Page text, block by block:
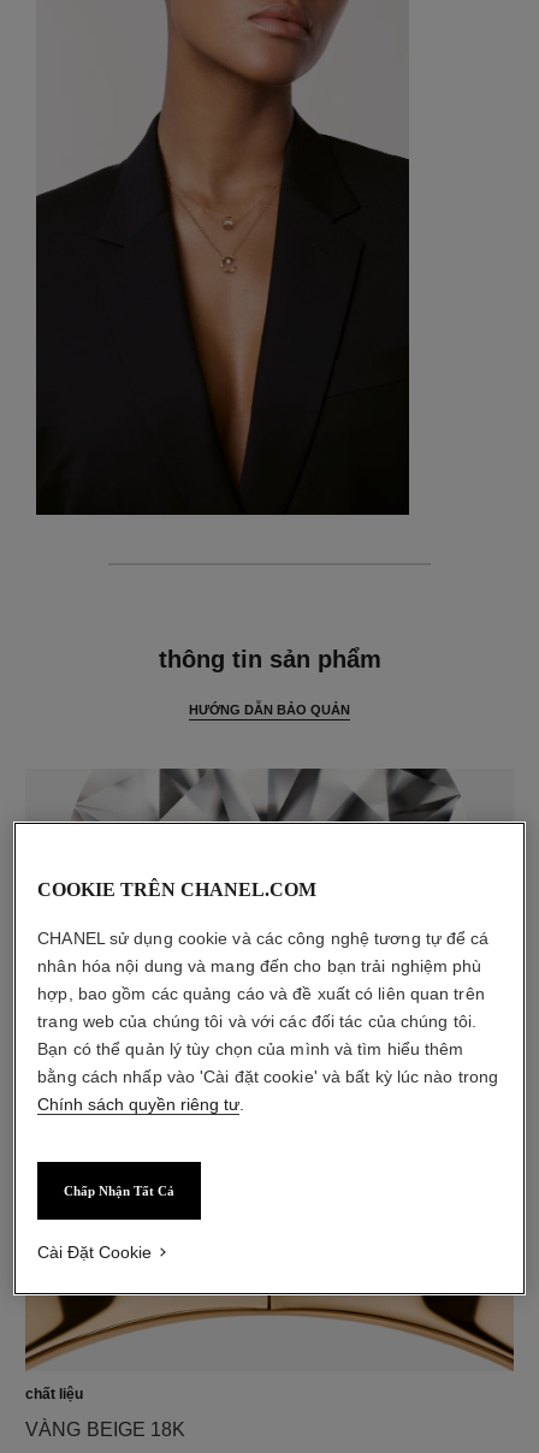
thông tin sản phẩm
HƯỚNG DẪN BẢO QUẢN
kim cương
đính 2 viên kim cương giác cắt brilliant nặng tổng cộng
0,16 carat
Các đặc điểm của mỗi thiết kế có thể khác nhau**
chất liệu
VÀNG BEIGE 18K
COOKIE TRÊN CHANEL.COM
CHANEL sử dụng cookie và các công nghệ tương tự để cá
nhân hóa nội dung và mang đến cho bạn trải nghiệm phù
hợp, bao gồm các quảng cáo và đề xuất có liên quan trên
trang web của chúng tôi và với các đối tác của chúng tôi.
Bạn có thể quản lý tùy chọn của mình và tìm hiểu thêm
bằng cách nhấp vào 'Cài đặt cookie' và bất kỳ lúc nào trong
Chính sách quyền riêng tư
Chấp Nhận Tất Cả
Cài Đặt Cookie